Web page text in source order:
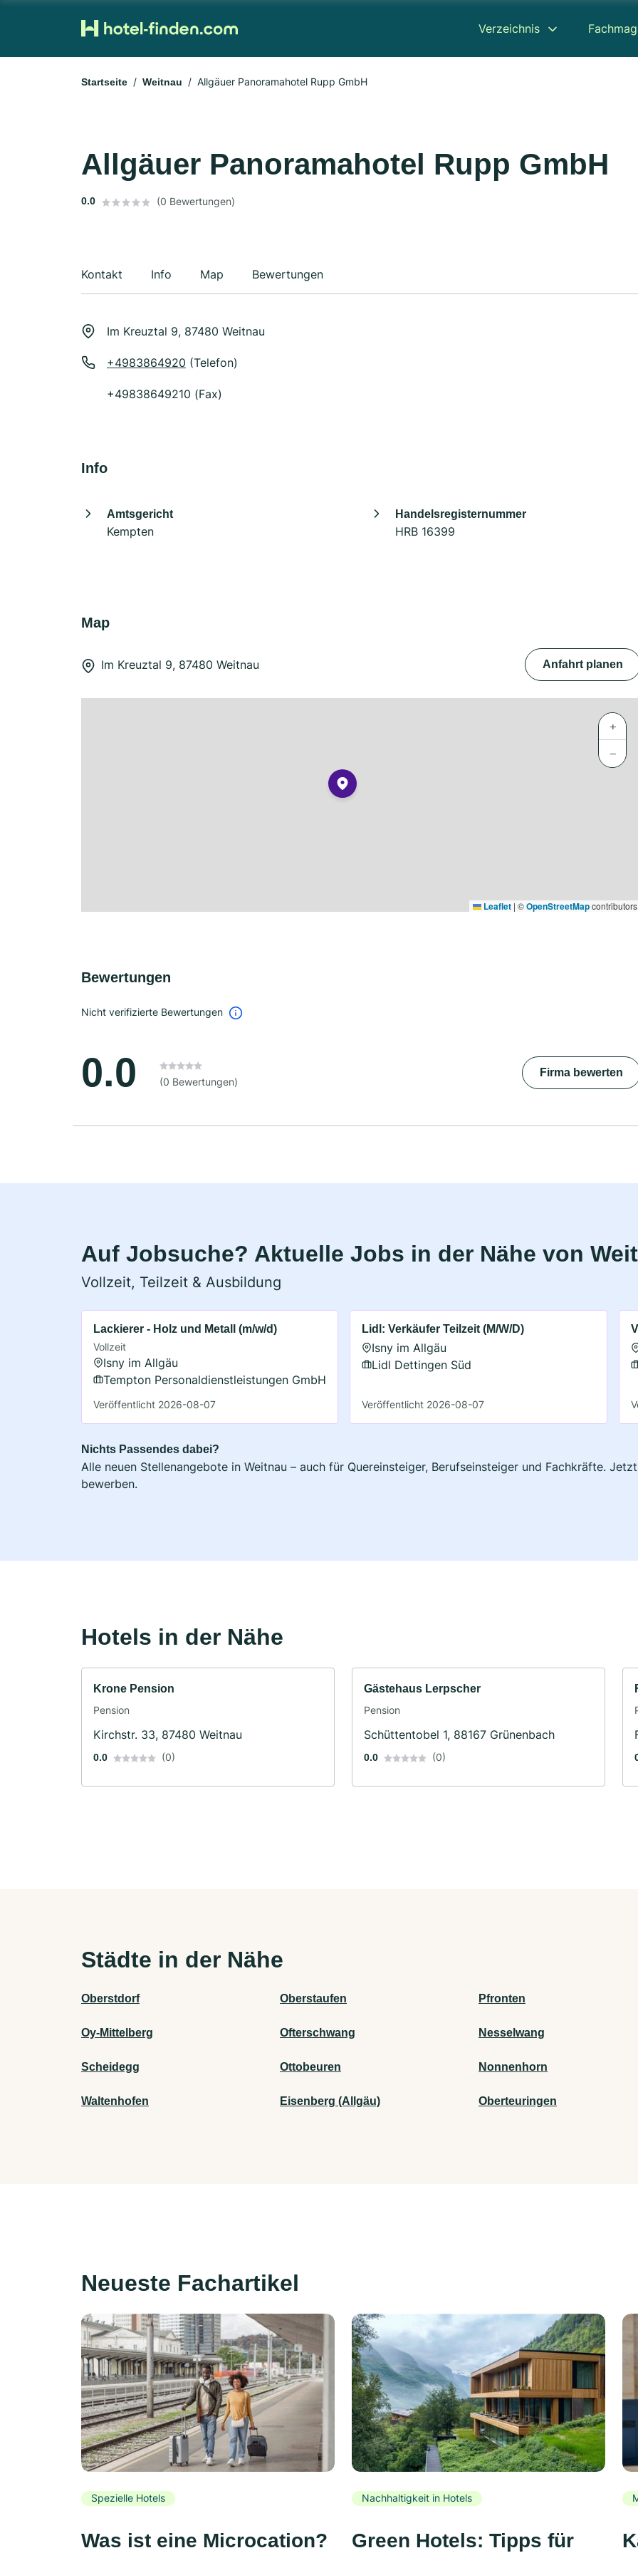
Verzeichnis
Startseite Weitnau Allgäuer Panoramahotel Rupp GmbH
Allgäuer Panoramahotel Rupp GmbH
0.0 (0 Bewertungen)
Kontakt Info Map Bewertungen
Im Kreuztal 9, 87480 Weitnau
+4983864920 (Telefon)
+49838649210 (Fax)
Info
Amtsgericht
Kempten
Handelsregisternummer
HRB 16399
Map
Im Kreuztal 9, 87480 Weitnau Anfahrt planen
+
−
Leaflet | ©OpenStreetMapcontributors
Bewertungen
Nicht verifizierte Bewertungen
0.0 (0 Bewertungen)
Firma bewerten
Auf Jobsuche? Aktuelle Jobs in der Nähe von
Vollzeit, Teilzeit & Ausbildung
Lackierer - Holz und Metall (m/w/d)
Vollzeit
Isny im Allgäu
Tempton Personaldienstleistungen GmbH
Veröffentlicht 2026-08-07
Lidl: Verkäufer Teilzeit (M/W/D)
Isny im Allgäu
Lidl Dettingen Süd
Veröffentlicht 2026-08-07
Nichts Passendes dabei?
Alle neuen Stellenangebote in Weitnau – auch für Quereinsteiger, Berufseinsteiger und Fachkräfte.
bewerben.
Hotels in der Nähe
Krone Pension
Pension
Kirchstr. 33, 87480 Weitnau
0.0 (0)
Gästehaus Lerpscher
Pension
Schüttentobel 1, 88167 Grünenbach
0.0 (0)
Städte in der Nähe
Oberstdorf Oberstaufen Pfronten
Oy-Mittelberg Ofterschwang Nesselwang
Scheidegg Ottobeuren Nonnenhorn
Waltenhofen Eisenberg (Allgäu) Oberteuringen
Neueste Fachartikel
Spezielle Hotels
Was ist eine Microcation?
Nachhaltigkeit in Hotels
Green Hotels: Tipps für